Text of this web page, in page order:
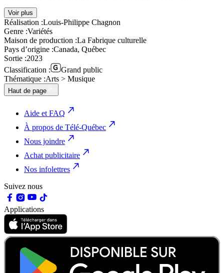
Voir plus
Réalisation :Louis-Philippe Chagnon
Genre :Variétés
Maison de production :La Fabrique culturelle
Pays d’origine :Canada, Québec
Sortie :2023
Classification :
Grand public
Thématique :Arts > Musique
Haut de page
Aide et FAQ
À propos de Télé-Québec
Nous joindre
Achat publicitaire
Nos infolettres
Suivez nous
Applications